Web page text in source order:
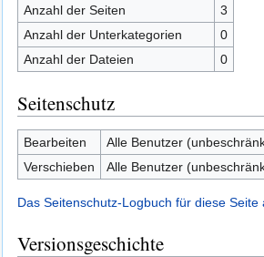
Anzahl der Seiten
3
Anzahl der Unterkategorien
0
Anzahl der Dateien
0
Seitenschutz
Bearbeiten
Alle Benutzer
Verschieben
Alle Benutzer
Das Seitenschutz-Logbuch für diese Seite
Versionsgeschichte